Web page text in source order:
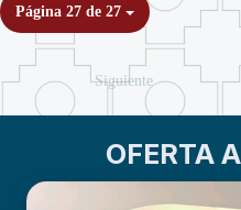
Página 27 de 27
Siguiente
OFERTA